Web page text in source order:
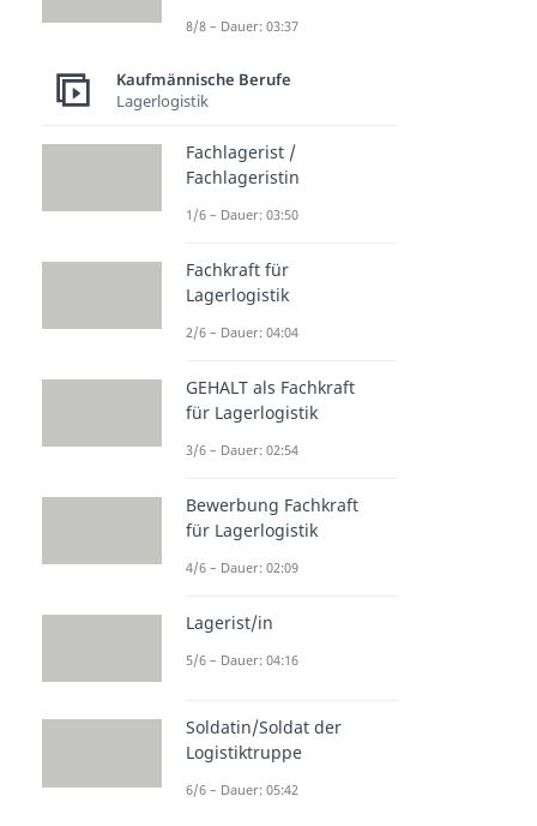
8/8 – Dauer: 03:37
Kaufmännische Berufe
Lagerlogistik
Fachlagerist /
Fachlageristin
1/6 – Dauer: 03:50
Fachkraft für
Lagerlogistik
2/6 – Dauer: 04:04
GEHALT als Fachkraft
für Lagerlogistik
3/6 – Dauer: 02:54
Bewerbung Fachkraft
für Lagerlogistik
4/6 – Dauer: 02:09
Lagerist/in
5/6 – Dauer: 04:16
Soldatin/Soldat der
Logistiktruppe
6/6 – Dauer: 05:42